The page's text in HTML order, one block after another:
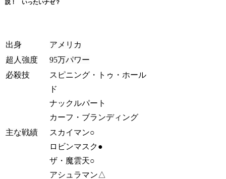
説！ いったいナゼ？
出身
アメリカ
超人強度
95万パワー
必殺技
スピニング・トゥ・ホール
ド
ナックルパート
カーフ・ブランディング
主な戦績
スカイマン○
ロビンマスク●
ザ・魔雲天○
アシュラマン△